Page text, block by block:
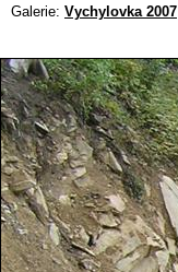
Galerie: Vychylovka 2007